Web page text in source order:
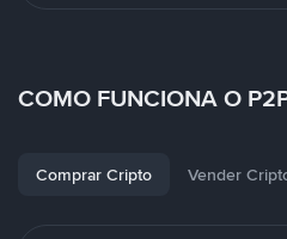
COMO FUNCIONA O
Comprar Cripto Vender